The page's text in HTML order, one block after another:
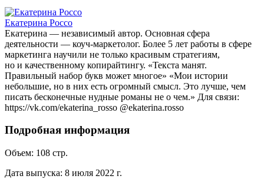
Екатерина Россо
Екатерина — независимый автор. Основная сфера
деятельности — коуч-маркетолог. Более 5 лет работы в сфере
маркетинга научили не только красивым стратегиям,
но и качественному копирайтингу. «Текста манят.
Правильный набор букв может многое» «Мои истории
небольшие, но в них есть огромный смысл. Это лучше, чем
писать бесконечные нудные романы не о чем.» Для связи:
https://vk.com/ekaterina_rosso @ekaterina.rosso
Подробная информация
Объем: 108 стр.
Дата выпуска: 8 июля 2022 г.